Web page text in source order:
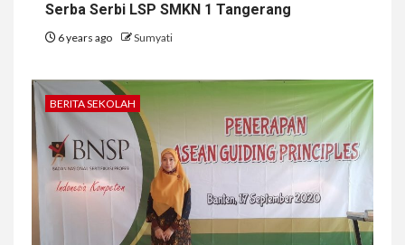
Serba Serbi LSP SMKN 1 Tangerang
6 years ago Sumyati
BERITA SEKOLAH